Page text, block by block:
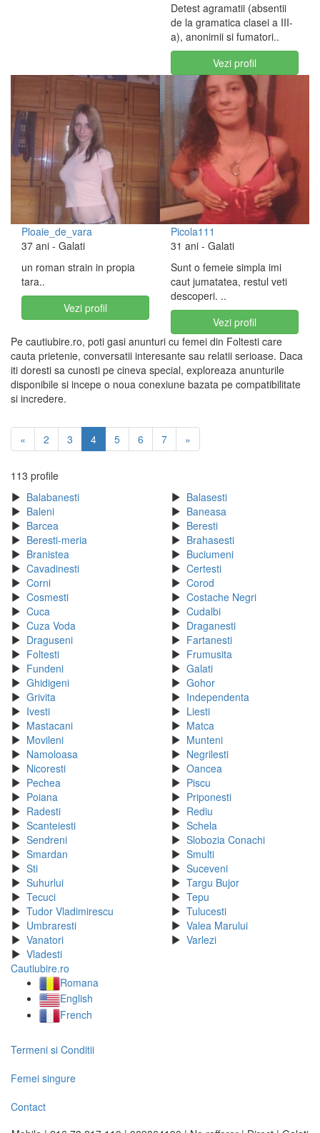
Detest agramatii (absentii
de la gramatica clasei a III-
a), anonimii si fumatori..
Vezi profil
Ploaie_de_vara
37 ani - Galati
un roman strain in propia
tara..
Vezi profil
Picola111
31 ani - Galati
Sunt o femeie simpla imi
caut jumatatea, restul veti
descoperi. ..
Vezi profil
Pe cautiubire.ro, poti gasi anunturi cu femei din Foltesti care
cauta prietenie, conversatii interesante sau relatii serioase. Daca
iti doresti sa cunosti pe cineva special, exploreaza anunturile
disponibile si incepe o noua conexiune bazata pe compatibilitate
si incredere.
« 2 3 4 5 6 7 »
113 profile
Balabanesti
Balasesti
Baleni
Baneasa
Barcea
Beresti
Beresti-meria
Brahasesti
Branistea
Buciumeni
Cavadinesti
Certesti
Corni
Corod
Cosmesti
Costache Negri
Cuca
Cudalbi
Cuza Voda
Draganesti
Draguseni
Fartanesti
Foltesti
Frumusita
Fundeni
Galati
Ghidigeni
Gohor
Grivita
Independenta
Ivesti
Liesti
Mastacani
Matca
Movileni
Munteni
Namoloasa
Negrilesti
Nicoresti
Oancea
Pechea
Piscu
Poiana
Priponesti
Radesti
Rediu
Scanteiesti
Schela
Sendreni
Slobozia Conachi
Smardan
Smulti
Sti
Suceveni
Suhurlui
Targu Bujor
Tecuci
Tepu
Tudor Vladimirescu
Tulucesti
Umbraresti
Valea Marului
Vanatori
Varlezi
Vladesti
Cautiubire.ro
Romana
English
French
Termeni si Conditii
Femei singure
Contact